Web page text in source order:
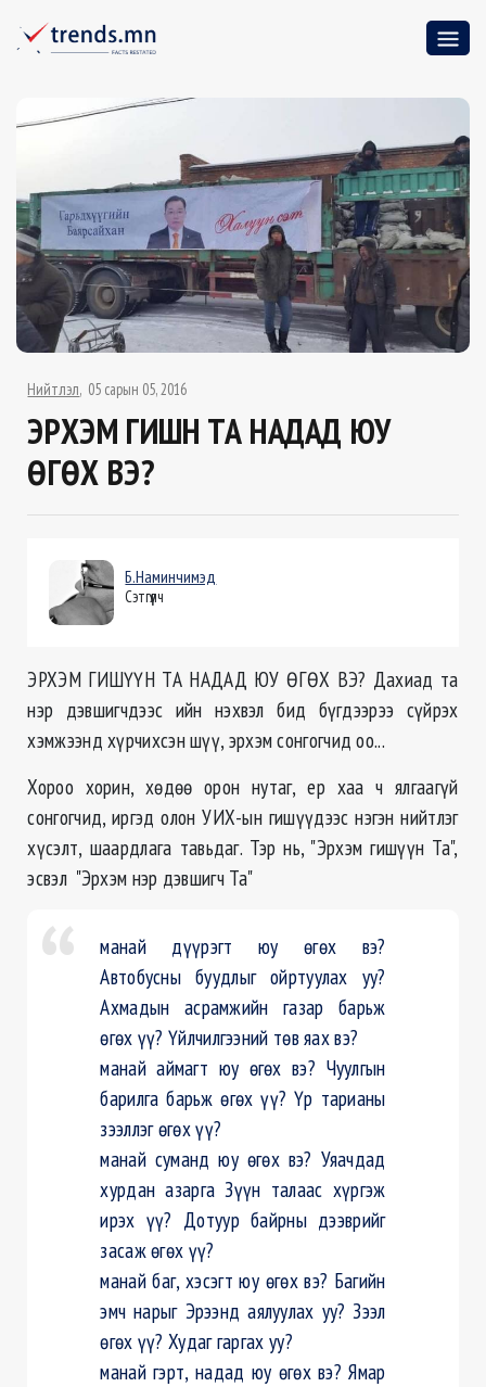
Нийтлэл 05 сарын 05, 2016
ЭРХЭМ ГИШҮҮН ТА НАДАД ЮУ
ӨГӨХ ВЭ?
Б.Наминчимэд
Сэтгүүлч
ЭРХЭМ ГИШҮҮН ТА НАДАД ЮУ ӨГӨХ ВЭ? Дахиад та
нэр дэвшигчдээс ийн нэхвэл бид бүгдээрээ сүйрэх
хэмжээнд хүрчихсэн шүү, эрхэм сонгогчид оо...
Хороо хорин, хөдөө орон нутаг, ер хаа ч ялгаагүй
сонгогчид, иргэд олон УИХ-ын гишүүдээс нэгэн нийтлэг
хүсэлт, шаардлага тавьдаг. Тэр нь, "Эрхэм гишүүн Та",
эсвэл "Эрхэм нэр дэвшигч Та"
манай дүүрэгт юу өгөх вэ?
Автобусны буудлыг ойртуулах уу?
Ахмадын асрамжийн газар барьж
өгөх үү? Үйлчилгээний төв яах вэ?
манай аймагт юу өгөх вэ? Чуулгын
барилга барьж өгөх үү? Үр тарианы
зээллэг өгөх үү?
манай суманд юу өгөх вэ? Уяачдад
хурдан азарга Зүүн талаас хүргэж
ирэх үү? Дотуур байрны дээврийг
засаж өгөх үү?
манай баг, хэсэгт юу өгөх вэ? Багийн
эмч нарыг Эрээнд аялуулах уу? Зээл
өгөх үү? Худаг гаргах уу?
манай гэрт, надад юу өгөх вэ? Ямар